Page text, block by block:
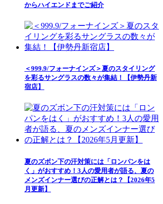
からハイエンドまでご紹介
＜999.9/フォーナインズ＞夏のスタイリング
を彩るサングラスの数々が集結！【伊勢丹新
宿店】
夏のズボン下の汗対策には「ロンパンをは
く」がおすすめ！3人の愛用者が語る、夏の
メンズインナー選びの正解とは？【2026年5
月更新】